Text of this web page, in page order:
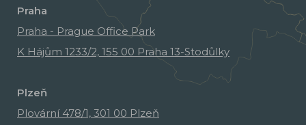
Praha
Praha - Prague Office Park
K Hájům 1233/2, 155 00 Praha 13-Stodůlky
Plzeň
Plovární 478/1, 301 00 Plzeň